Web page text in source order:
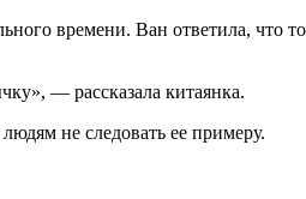
времени. Ван ответила, что
— рассказала китаянка.
не следовать ее примеру.